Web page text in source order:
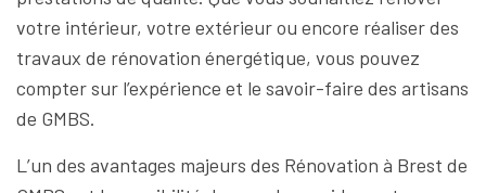
votre intérieur, votre extérieur ou encore réaliser des
travaux de rénovation énergétique, vous pouvez
compter sur l’expérience et le savoir-faire des artisans
de GMBS.
L’un des avantages majeurs des Rénovation à Brest de